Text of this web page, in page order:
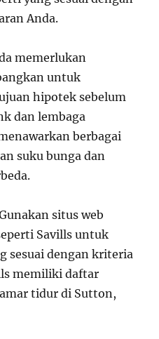
Anda.
memerlukan
untuk
hipotek sebelum
dan lembaga
berbagai
suku bunga dan
situs web
Savills untuk
sesuai dengan kriteria
memiliki daftar
tidur di Sutton,